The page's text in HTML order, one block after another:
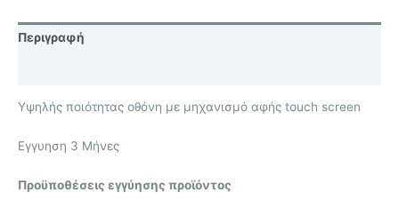
Περιγραφή
Υψηλής ποιότητας οθόνη με μηχανισμό αφής touch screen
Eγγυηση 3 Μήνες
Προϋποθέσεις εγγύησης προϊόντος